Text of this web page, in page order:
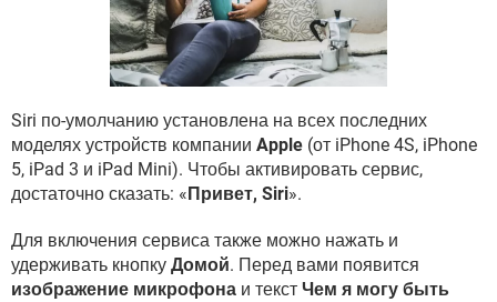
Siri по-умолчанию установлена на всех последних
моделях устройств компании Apple (от iPhone 4S, iPhone
5, iPad 3 и iPad Mini). Чтобы активировать сервис,
достаточно сказать: « Привет, Siri».
Для включения сервиса также можно нажать и
удерживать кнопку Домой. Перед вами появится
изображение микрофона и текст Чем я могу быть